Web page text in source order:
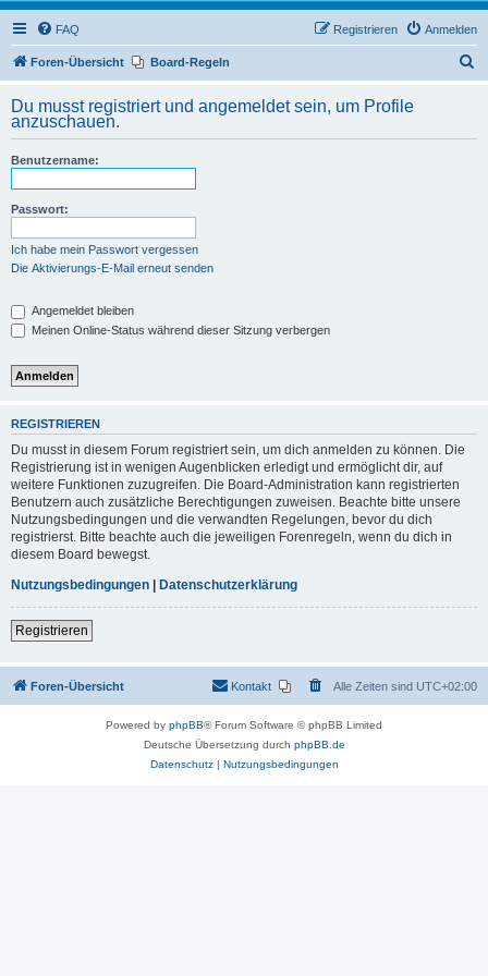
FAQ Anmelden
Registrieren
Foren-Übersicht Board-Regeln
h
Du musst registriert und angemeldet sein, um Profile
anzuschauen.
Benutzername:
Passwort:
Ich habe mein Passwort vergessen
Die Aktivierungs-E-Mail erneut senden
Angemeldet bleiben
Meinen Online-Status während dieser Sitzung verbergen
REGISTRIEREN
Du musst in diesem Forum registriert sein, um dich anmelden zu können. Die
Registrierung ist in wenigen Augenblicken erledigt und ermöglicht dir, auf
weitere Funktionen zuzugreifen. Die Board-Administration kann registrierten
Benutzern auch zusätzliche Berechtigungen zuweisen. Beachte bitte unsere
Nutzungsbedingungen und die verwandten Regelungen, bevor du dich
registrierst. Bitte beachte auch die jeweiligen Forenregeln, wenn du dich in
diesem Board bewegst.
Nutzungsbedingungen | Datenschutzerklärung
Registrieren
Foren-Übersicht Alle Zeiten sind UTC+02:00
Kontakt
Powered by phpBB® Forum Software © phpBB Limited
Deutsche Übersetzung durch phpBB.de
Datenschutz| Nutzungsbedingungen